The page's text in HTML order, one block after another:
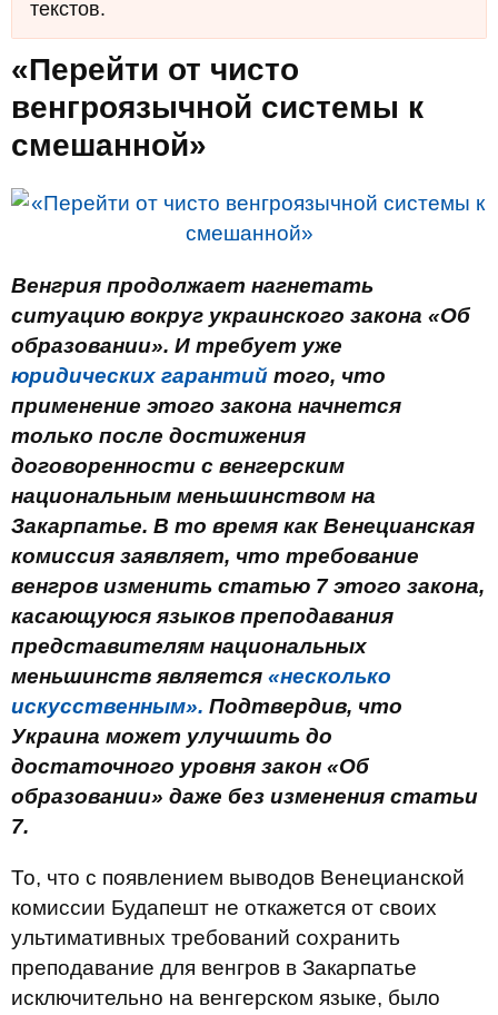
текстов.
«Перейти от чисто
венгроязычной системы к
смешанной»
Венгрия продолжает нагнетать
ситуацию вокруг украинского закона «Об
образовании». И требует уже
юридических гарантий того, что
применение этого закона начнется
только после достижения
договоренности с венгерским
национальным меньшинством на
Закарпатье. В то время как Венецианская
комиссия заявляет, что требование
венгров изменить статью 7 этого закона,
касающуюся языков преподавания
представителям национальных
меньшинств является «несколько
искусственным». Подтвердив, что
Украина может улучшить до
достаточного уровня закон «Об
образовании» даже без изменения статьи
7.
То, что с появлением выводов Венецианской
комиссии Будапешт не откажется от своих
ультимативных требований сохранить
преподавание для венгров в Закарпатье
исключительно на венгерском языке, было